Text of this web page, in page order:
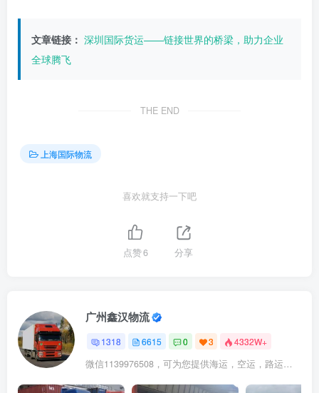
文章链接： 深圳国际货运——链接世界的桥梁，助力企业
全球腾飞
THE END
上海国际物流
喜欢就支持一下吧
点赞6 分享
广州鑫汉物流
1318 6615 0 3 4332W+
微信1139976508，可为您提供海运，空运，路运，铁路运输